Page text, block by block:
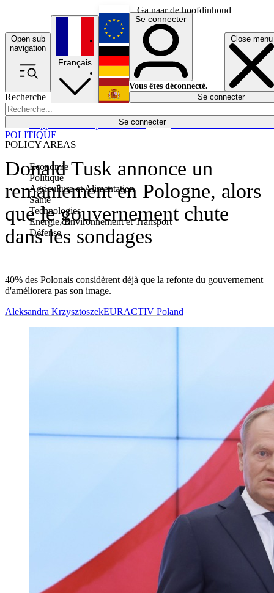
Ga naar de hoofdinhoud
Open sub
navigation
Close menu
Recherche
Se connecter
POLICY AREAS
Economie
Politique
Agriculture et Alimentation
Santé
Technologies
Energie, Environnement et Transport
Défense
Économie
Français
English
Deutsch
Español
Se connecter
Vous êtes déconnecté.
Se connecter
Donald Tusk annonce un
remaniement en Pologne, alors
que le gouvernement chute
dans les sondages
40% des Polonais considèrent déjà que la refonte du gouvernement
d'améliorera pas son image.
POLITIQUE
Aleksandra KrzysztoszekEURACTIV Poland